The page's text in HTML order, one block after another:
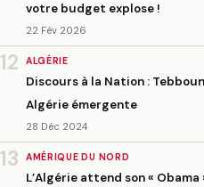
votre budget explose !
22 Fév 2026
12 ALGÉRIE
Discours à la Nation :
Algérie émergente
28 Déc 2024
13 AMÉRIQUE DU NORD
L’Algérie attend son « Obama